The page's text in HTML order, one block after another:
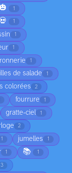
🎃 1
💀 1
1
1
1
de salade 1
colorées 2
fourrure 1
gratte-ciel 1
2
1 jumelles 1
1 📚 1
3